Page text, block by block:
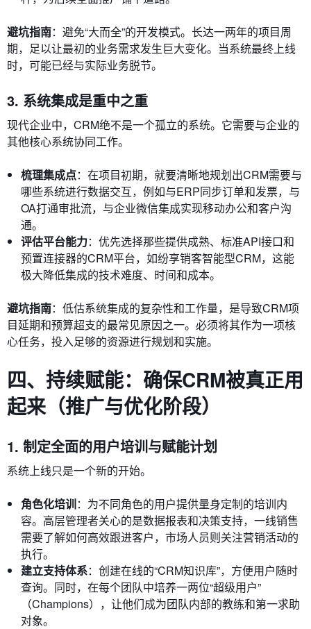
避坑指南：避免“大而全”的开发模式。长达一两年的项目周
期，足以让最初的业务需求发生巨大变化。当系统最终上线
时，可能已经与实际业务脱节。
3. 系统集成是重中之重
现代企业中，CRM绝不是一个孤立的系统。它需要与企业的
其他核心系统协同工作。
梳理集成点：在项目初期，就要清晰地规划出CRM需要与
哪些系统进行数据交互，例如与ERP同步订单和发票，与
OA打通审批流，与企业微信集成实现移动办公和客户沟
通。
评估平台能力：优先选择那些提供成熟、标准API接口和
预置连接器的CRM平台，如纷享销客智能型CRM，这能
极大降低集成的技术难度、时间和成本。
避坑指南：低估系统集成的复杂性和工作量，是导致CRM项
目延期和预算超支的最常见原因之一。必须将其作为一项核
心任务，投入足够的资源进行规划和实施。
四、持续赋能：确保CRM被真正用
起来（推广与优化阶段）
1. 制定全面的用户培训与赋能计划
系统上线只是一个新的开始。
角色化培训：为不同角色的用户提供量身定制的培训内
容。高层管理者关心的是数据报表和决策支持，一线销售
需要了解如何高效跟进客户，市场人员则关注营销活动的
执行。
建立支持体系：创建在线的“CRM知识库”，方便用户随时
查询。同时，在每个团队中培养一两位“超级用户”
（Champions），让他们成为团队内部的教练和第一求助
对象。